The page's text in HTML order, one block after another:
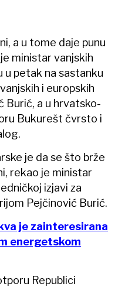
a u tome daje punu
ministar vanjskih
u petak na sastanku
i europskih
Burić, a u hrvatsko-
Bukurešt čvrsto i
je da se što brže
rekao je ministar
izjavi za
Pejčinović Burić.
je zainteresirana
energetskom
Republici